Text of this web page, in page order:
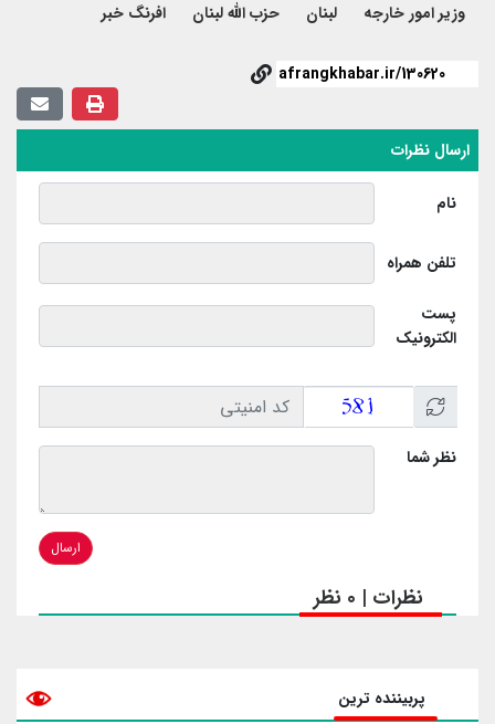
وزیر امور خارجه لبنان حزب الله لبنان افرنگ خبر
ارسال نظرات
نام
تلفن همراه
پست
الکترونیک
نظر شما
ارسال
نظرات | 0 نظر
پربیننده ترین